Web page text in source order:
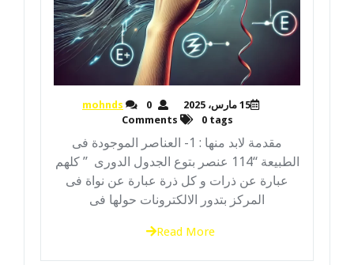
15 مارس، 2025 mohnds
0
Comments
0 tags
مقدمة لابد منها : 1- العناصر الموجودة فى
الطبيعة “114 عنصر بتوع الجدول الدورى ” كلهم
عبارة عن ذرات و كل ذرة عبارة عن نواة فى
المركز بتدور الالكترونات حولها فى
Read More